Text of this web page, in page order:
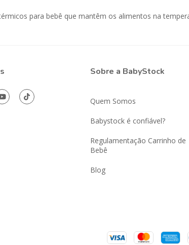
para bebê que mantêm os alimentos na
Sobre a BabyStock
Quem Somos
Babystock é confiável?
Regulamentação Carrinho de
Bebê
Blog